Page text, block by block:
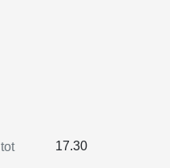
tot 17.30